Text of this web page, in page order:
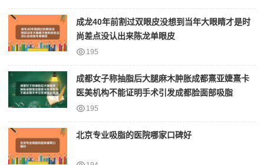
成龙40年前割过双眼皮没想到当年大眼睛才是时
尚差点没认出来陈龙单眼皮
195
成都女子称抽脂后大腿麻木肿胀成都熹亚婕熹卡
医美机构不能证明手术引发成都脸面部吸脂
195
北京专业吸脂的医院哪家口碑好